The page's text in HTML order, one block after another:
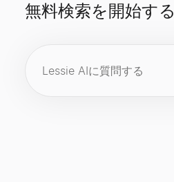
無料検索を開始する